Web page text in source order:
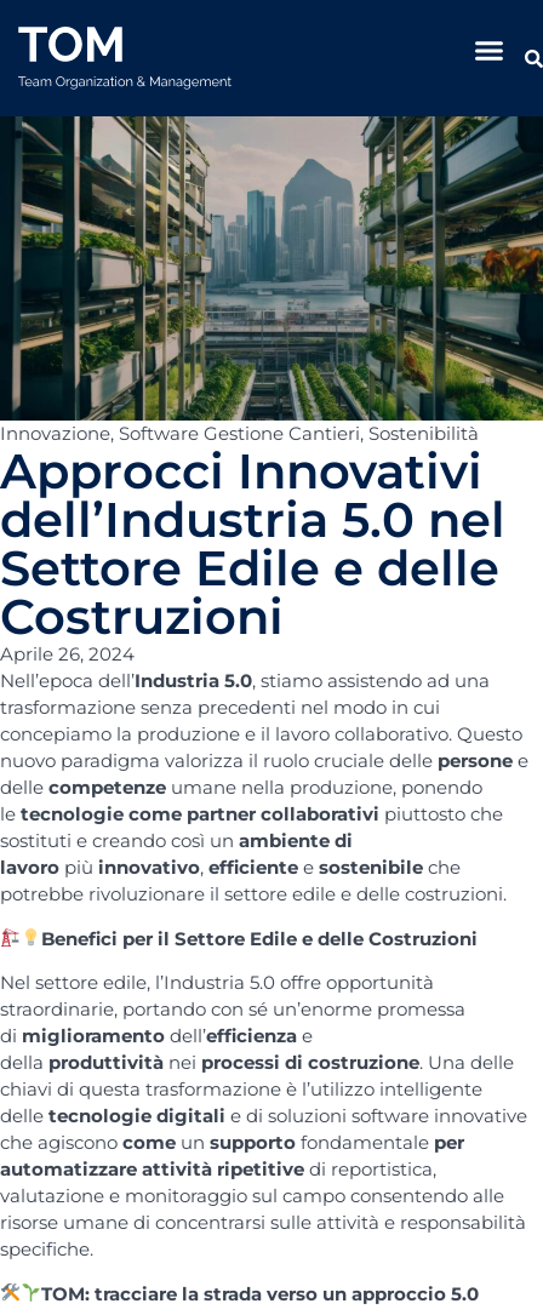
Innovazione, Software Gestione Cantieri, Sostenibilità
Approcci Innovativi
dell’Industria 5.0 nel
Settore Edile e delle
Costruzioni
Aprile 26, 2024
Nell’epoca dell’Industria 5.0, stiamo assistendo ad una
trasformazione senza precedenti nel modo in cui
concepiamo la produzione e il lavoro collaborativo. Questo
nuovo paradigma valorizza il ruolo cruciale delle persone e
delle competenze umane nella produzione, ponendo
le tecnologie come partner collaborativi piuttosto che
sostituti e creando così un ambiente di
lavoro più innovativo, efficiente e sostenibile che
potrebbe rivoluzionare il settore edile e delle costruzioni.
Benefici per il Settore Edile e delle Costruzioni
Nel settore edile, l’Industria 5.0 offre opportunità
straordinarie, portando con sé un’enorme promessa
di miglioramento dell’efficienza e
della produttività nei processi di costruzione. Una delle
chiavi di questa trasformazione è l’utilizzo intelligente
delle tecnologie digitali e di soluzioni software innovative
che agiscono come un supporto fondamentale per
automatizzare attività ripetitive di reportistica,
valutazione e monitoraggio sul campo consentendo alle
risorse umane di concentrarsi sulle attività e responsabilità
specifiche.
TOM: tracciare la strada verso un approccio 5.0